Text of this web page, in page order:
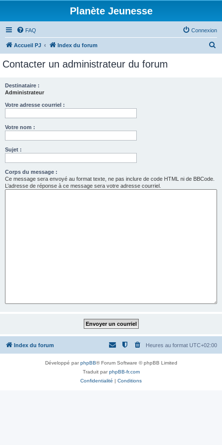
Planète Jeunesse
FAQ Connexion
Accueil PJ Index du forum
Contacter un administrateur du forum
Destinataire :
Administrateur
Votre adresse courriel :
Votre nom :
Sujet :
Corps du message :
Ce message sera envoyé au format texte, ne pas inclure de code HTML ni de BBCode.
L’adresse de réponse à ce message sera votre adresse courriel.
Index du forum Heures au format UTC+02:00
Développé parphpBB® Forum Software © phpBB Limited
Traduit parphpBB-fr.com
Confidentialité | Conditions